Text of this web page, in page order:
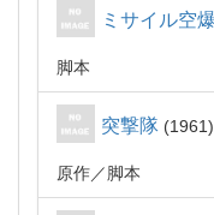
ミサイル空
脚本
突撃隊 1961
原作 脚本